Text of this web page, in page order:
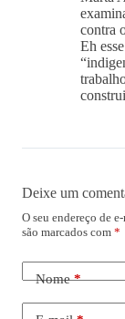
contra
Eh
Deixe um
O seu endereço de
são marcados com *
Nome*